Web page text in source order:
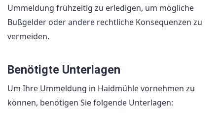
Ummeldung frühzeitig zu erledigen, um mögliche
Bußgelder oder andere rechtliche Konsequenzen zu
vermeiden.
Benötigte Unterlagen
Um Ihre Ummeldung in Haidmühle vornehmen zu
können, benötigen Sie folgende Unterlagen: